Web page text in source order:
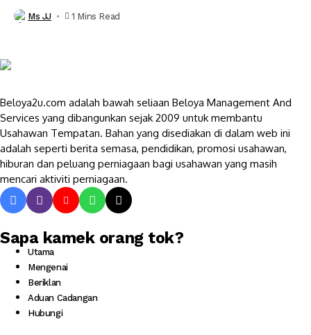
Ms JJ 1 Mins Read
Beloya2u.com adalah bawah seliaan Beloya Management And
Services yang dibangunkan sejak 2009 untuk membantu
Usahawan Tempatan. Bahan yang disediakan di dalam web ini
adalah seperti berita semasa, pendidikan, promosi usahawan,
hiburan dan peluang perniagaan bagi usahawan yang masih
mencari aktiviti perniagaan.
Sapa kamek orang tok?
Utama
Mengenai
Beriklan
Aduan Cadangan
Hubungi